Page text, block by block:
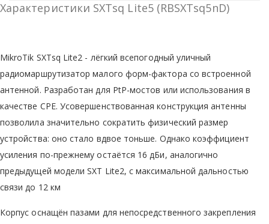
Характеристики SXTsq Lite5 (RBSXTsq5nD)
MikroTik SXTsq Lite2 - лёгкий всепогодный уличный
радиомаршрутизатор малого форм-фактора со встроенной
антенной. Разработан для PtP-мостов или использования в
качестве CPE. Усовершенствованная конструкция антенны
позволила значительно сократить физический размер
устройства: оно стало вдвое тоньше. Однако коэффициент
усиления по-прежнему остаётся 16 дБи, аналогично
предыдущей модели SXT Lite2, c максимальной дальностью
связи до 12 км
Корпус оснащён пазами для непосредственного закрепления